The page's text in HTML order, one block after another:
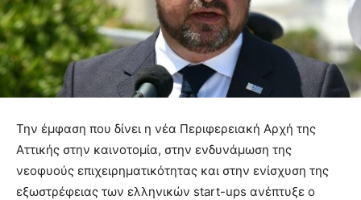
Την έμφαση που δίνει η νέα Περιφερειακή Αρχή της
Αττικής στην καινοτομία, στην ενδυνάμωση της
νεοφυούς επιχειρηματικότητας και στην ενίσχυση της
εξωστρέφειας των ελληνικών start-ups ανέπτυξε ο